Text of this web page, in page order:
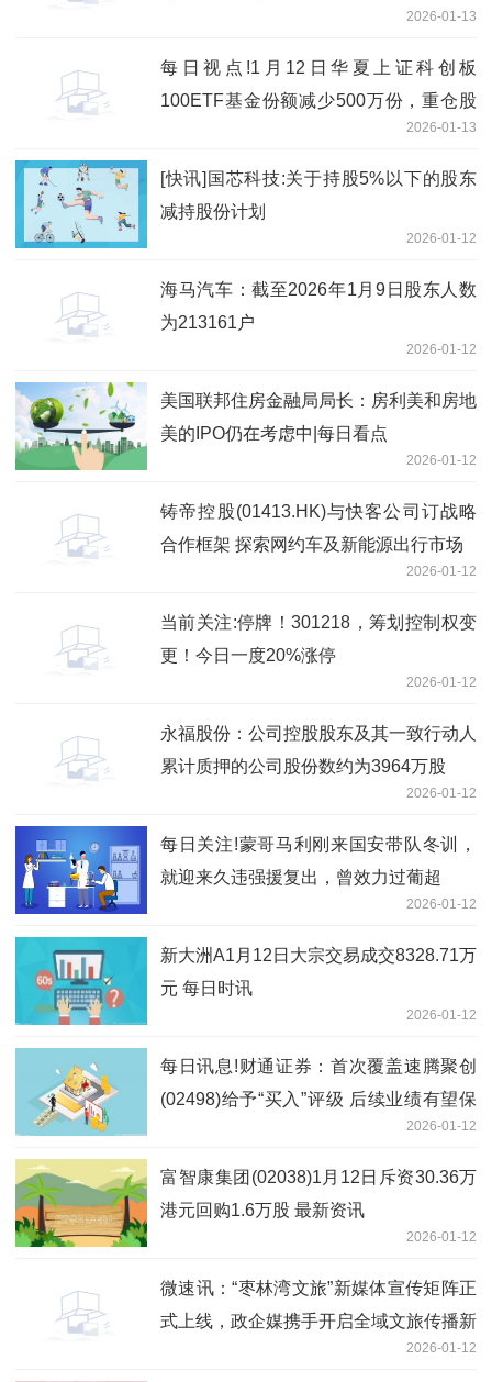
2026-01-13
每日视点!1月12日华夏上证科创板
100ETF基金份额减少500万份，重仓股
2026-01-13
[快讯]国芯科技:关于持股5%以下的股东
减持股份计划
2026-01-12
海马汽车：截至2026年1月9日股东人数
为213161户
2026-01-12
美国联邦住房金融局局长：房利美和房地
美的IPO仍在考虑中|每日看点
2026-01-12
铸帝控股(01413.HK)与快客公司订战略
合作框架 探索网约车及新能源出行市场
2026-01-12
当前关注:停牌！301218，筹划控制权变
更！今日一度20%涨停
2026-01-12
永福股份：公司控股股东及其一致行动人
累计质押的公司股份数约为3964万股
2026-01-12
每日关注!蒙哥马利刚来国安带队冬训，
就迎来久违强援复出，曾效力过葡超
2026-01-12
新大洲A1月12日大宗交易成交8328.71万
元 每日时讯
2026-01-12
每日讯息!财通证券：首次覆盖速腾聚创
(02498)给予“买入”评级 后续业绩有望保
2026-01-12
富智康集团(02038)1月12日斥资30.36万
港元回购1.6万股 最新资讯
2026-01-12
微速讯：“枣林湾文旅”新媒体宣传矩阵正
式上线，政企媒携手开启全域文旅传播新
2026-01-12